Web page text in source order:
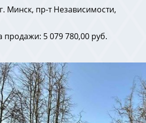
Минск, пр-т Независимости,
продажи: 5 079 780,00 руб.